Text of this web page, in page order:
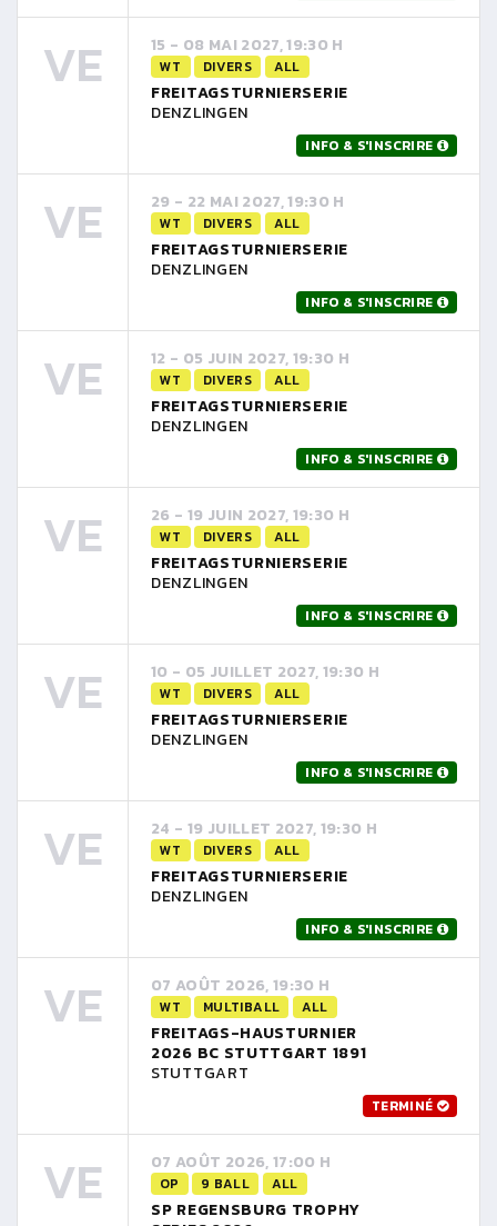
VE 15 - 08 MAI 2027, 19:30 H
WT DIVERS ALL
FREITAGSTURNIERSERIE
DENZLINGEN
INFO & S'INSCRIRE
VE 29 - 22 MAI 2027, 19:30 H
WT DIVERS ALL
FREITAGSTURNIERSERIE
DENZLINGEN
INFO & S'INSCRIRE
VE 12 - 05 JUIN 2027, 19:30 H
WT DIVERS ALL
FREITAGSTURNIERSERIE
DENZLINGEN
INFO & S'INSCRIRE
VE 26 - 19 JUIN 2027, 19:30 H
WT DIVERS ALL
FREITAGSTURNIERSERIE
DENZLINGEN
INFO & S'INSCRIRE
VE 10 - 05 JUILLET 2027, 19:30 H
WT DIVERS ALL
FREITAGSTURNIERSERIE
DENZLINGEN
INFO & S'INSCRIRE
VE 24 - 19 JUILLET 2027, 19:30 H
WT DIVERS ALL
FREITAGSTURNIERSERIE
DENZLINGEN
INFO & S'INSCRIRE
VE 07 AOÛT 2026, 19:30 H
WT MULTIBALL ALL
FREITAGS-HAUSTURNIER
2026 BC STUTTGART 1891
STUTTGART
TERMINÉ
VE 07 AOÛT 2026, 17:00 H
OP 9 BALL ALL
SP REGENSBURG TROPHY